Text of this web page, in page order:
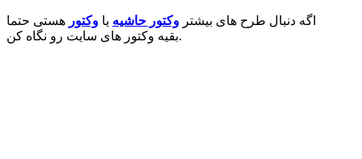
اگه دنبال طرح های بیشتر وکتور حاشیه یا وکتور هستی حتما
بقیه وکتور های سایت رو نگاه کن.